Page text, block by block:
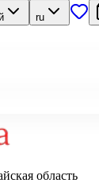
ru
область